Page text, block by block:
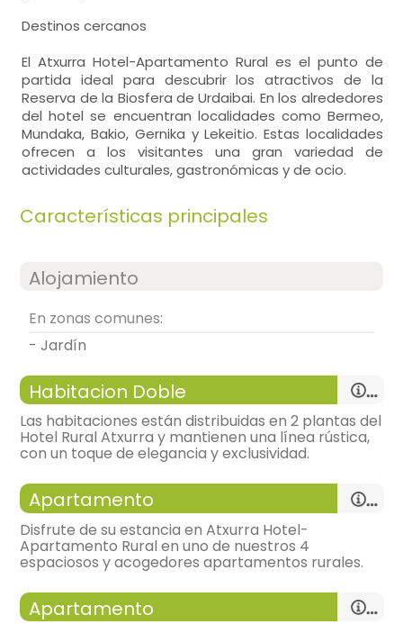
Destinos cercanos
El Atxurra Hotel-Apartamento Rural es el punto de
partida ideal para descubrir los atractivos de la
Reserva de la Biosfera de Urdaibai. En los alrededores
del hotel se encuentran localidades como Bermeo,
Mundaka, Bakio, Gernika y Lekeitio. Estas localidades
ofrecen a los visitantes una gran variedad de
actividades culturales, gastronómicas y de ocio.
Características principales
Alojamiento
En zonas comunes:
- Jardín
Habitacion Doble
Las habitaciones están distribuidas en 2 plantas del
Hotel Rural Atxurra y mantienen una línea rústica,
con un toque de elegancia y exclusividad.
habitación doble
- cama individual = 2 (200x190 cm.)
Apartamento
Disfrute de su estancia en Atxurra Hotel-
Apartamento Rural en uno de nuestros 4
espaciosos y acogedores apartamentos rurales.
salón
- sillón, sofá dos plazas, sillas = 4,
Apartamento